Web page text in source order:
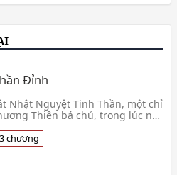
Đỉnh
Nhật Nguyệt Tinh Thần, một chỉ
Thiên bá chủ, trong lúc nói
đi ra tiểu tử nghèo, tay cầm Cửu
chương